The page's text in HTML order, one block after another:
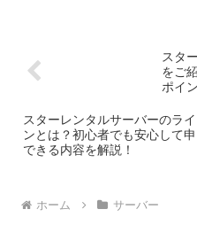
スタ
をご
ポイ
スターレンタルサーバーのラ
ンとは？初心者でも安心して
できる内容を解説！
ホーム サーバー